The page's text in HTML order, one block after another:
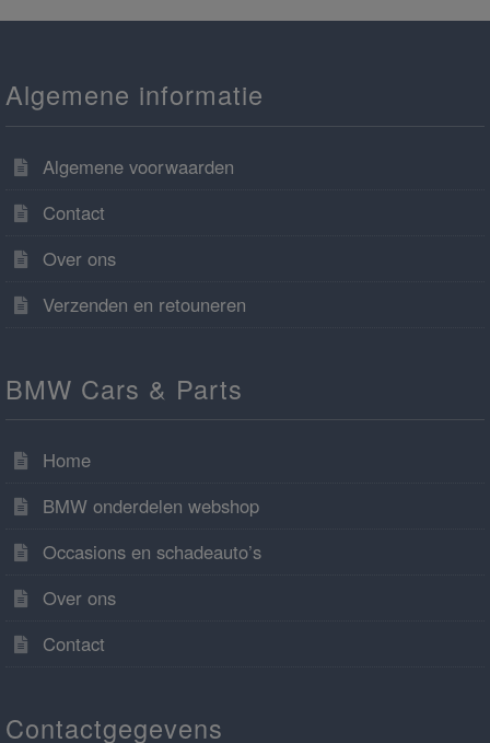
Algemene informatie
Algemene voorwaarden
Contact
Over ons
Verzenden en retouneren
BMW Cars & Parts
Home
BMW onderdelen webshop
Occasions en schadeauto’s
Over ons
Contact
Contactgegevens